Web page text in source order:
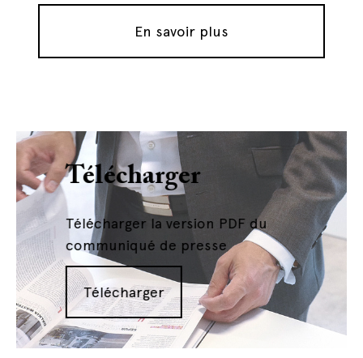
En savoir plus
Télécharger
Télécharger la version PDF du
communiqué de presse
Télécharger